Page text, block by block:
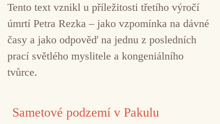
Tento text vznikl u příležitosti třetího výročí
úmrtí Petra Rezka – jako vzpomínka na dávné
časy a jako odpověď na jednu z posledních
prací světlého myslitele a kongeniálního
tvůrce.
Sametové podzemí v Pakulu